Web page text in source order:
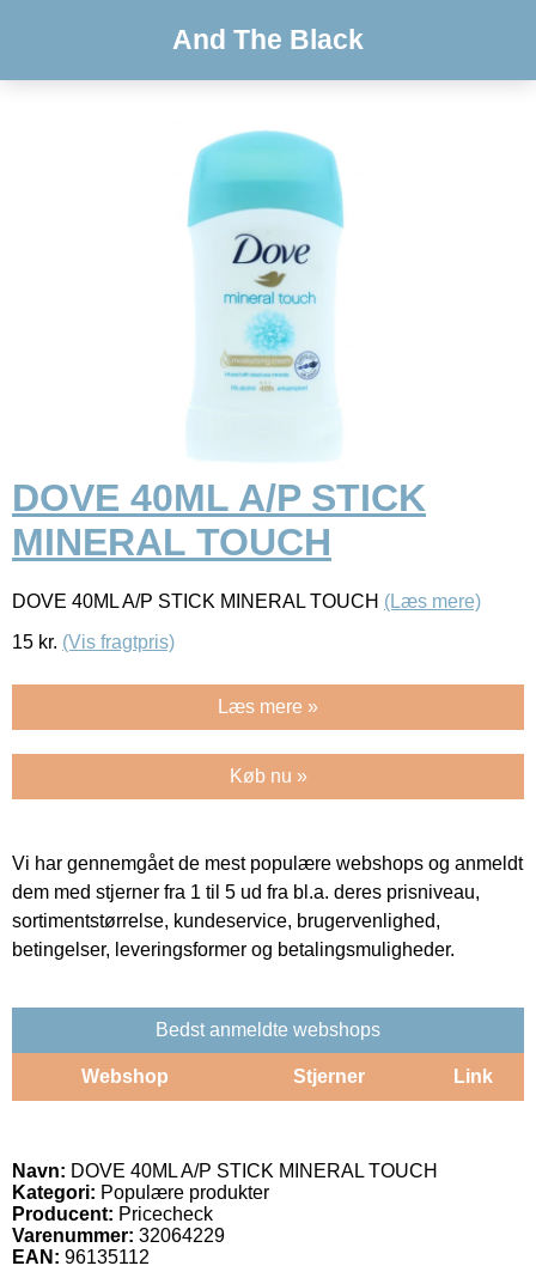
And The Black
DOVE 40ML A/P STICK
MINERAL TOUCH
DOVE 40ML A/P STICK MINERAL TOUCH (Læs mere)
15 kr. (Vis fragtpris)
Læs mere »
Køb nu »
Vi har gennemgået de mest populære webshops og anmeldt
dem med stjerner fra 1 til 5 ud fra bl.a. deres prisniveau,
sortimentstørrelse, kundeservice, brugervenlighed,
betingelser, leveringsformer og betalingsmuligheder.
Bedst anmeldte webshops
Webshop Stjerner Link
Navn: DOVE 40ML A/P STICK MINERAL TOUCH
Kategori: Populære produkter
Producent: Pricecheck
Varenummer: 32064229
EAN: 96135112